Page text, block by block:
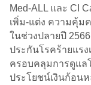
Med-ALL และ CI
เพิ่ม-แต่ง ความคุ้ม
ในช่วงปลายปี
ประกันโรคร้ายแรง
ครอบคลุมการดูแล
ประโยชน์เงินก้อน